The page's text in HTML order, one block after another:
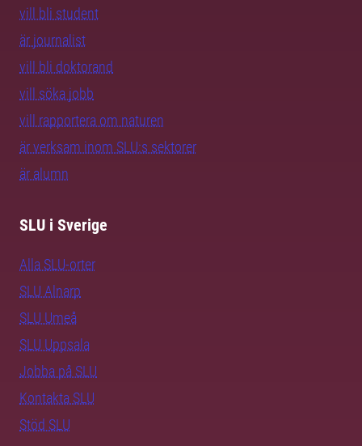
vill bli student
är journalist
vill bli doktorand
vill söka jobb
vill rapportera om naturen
är verksam inom SLU:s sektorer
är alumn
SLU i Sverige
Alla SLU-orter
SLU Alnarp
SLU Umeå
SLU Uppsala
Jobba på SLU
Kontakta SLU
Stöd SLU